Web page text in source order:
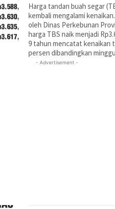
Harga tandan buah segar
kembali mengalami
oleh Dinas Perkebunan
harga TBS naik menjadi
9 tahun mencatat kenaikan
persen dibandingkan
- Advertisement -